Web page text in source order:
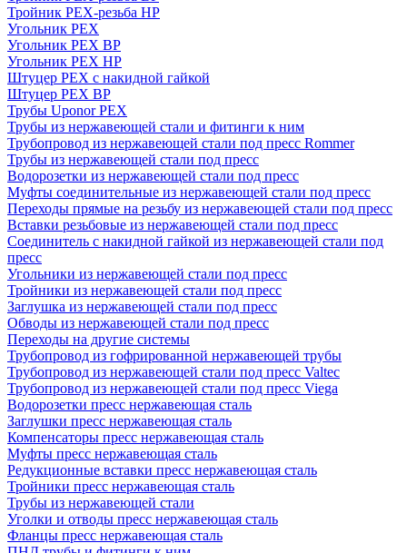
Тройник PEX-резьба НР
Угольник PEX
Угольник PEX ВР
Угольник PEX НР
Штуцер PEX c накидной гайкой
Штуцер PEX ВР
Трубы Uponor PEX
Трубы из нержавеющей стали и фитинги к ним
Трубопровод из нержавеющей стали под пресс Rommer
Трубы из нержавеющей стали под пресс
Водорозетки из нержавеющей стали под пресс
Муфты соединительные из нержавеющей стали под пресс
Переходы прямые на резьбу из нержавеющей стали под пресс
Вставки резьбовые из нержавеющей стали под пресс
Соединитель с накидной гайкой из нержавеющей стали под
пресс
Угольники из нержавеющей стали под пресс
Тройники из нержавеющей стали под пресс
Заглушка из нержавеющей стали под пресс
Обводы из нержавеющей стали под пресс
Переходы на другие системы
Трубопровод из гофрированной нержавеющей трубы
Трубопровод из нержавеющей стали под пресс Valtec
Трубопровод из нержавеющей стали под пресс Viega
Водорозетки пресс нержавеющая сталь
Заглушки пресс нержавеющая сталь
Компенсаторы пресс нержавеющая сталь
Муфты пресс нержавеющая сталь
Редукционные вставки пресс нержавеющая сталь
Тройники пресс нержавеющая сталь
Трубы из нержавеющей стали
Уголки и отводы пресс нержавеющая сталь
Фланцы пресс нержавеющая сталь